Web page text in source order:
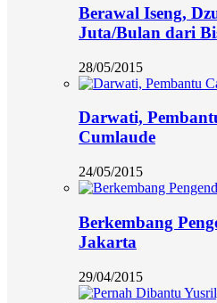
Berawal Iseng,
Juta/Bulan dari
28/05/2015
Darwati,
Cumlaude
24/05/2015
Berkembang
Jakarta
29/04/2015